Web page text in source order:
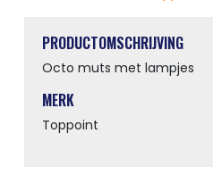
PRODUCTOMSCHRIJVING
Octo muts met lampjes
MERK
Toppoint